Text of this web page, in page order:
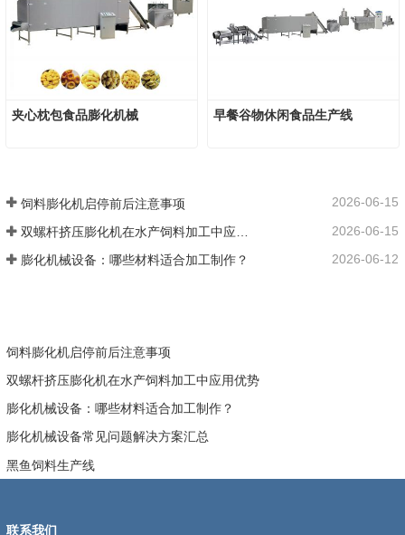
夹心枕包食品膨化机械 早餐谷物休闲食品生产线
饲料膨化机启停前后注意事项 2026-06-15
2026-06-15
膨化机械设备：哪些材料适合加工制作？ 2026-06-12
饲料膨化机启停前后注意事项
双螺杆挤压膨化机在水产饲料加工中应用优势
膨化机械设备：哪些材料适合加工制作？
膨化机械设备常见问题解决方案汇总
黑鱼饲料生产线
联系我们